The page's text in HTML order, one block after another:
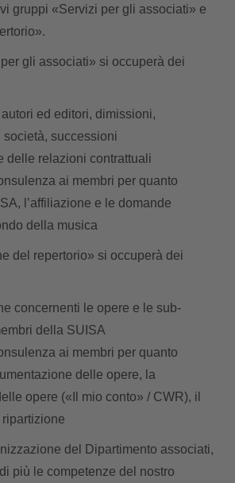
gruppi «Servizi per gli associati» e
gli associati» si occuperà dei
ed editori, dimissioni,
società, successioni
delle relazioni contrattuali
ai membri per quanto
l’affiliazione e le domande
della musica
del repertorio» si occuperà dei
concernenti le opere e le sub-
della SUISA
ai membri per quanto
delle opere, la
opere («Il mio conto» / CWR), il
del Dipartimento associati,
più le competenze del nostro